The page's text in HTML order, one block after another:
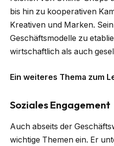
bis hin zu kooperativen
Kreativen und Marken.
Geschäftsmodelle zu
wirtschaftlich als auch
Ein weiteres Thema zum
Soziales Engagement
Auch abseits der
wichtige Themen ein. Er